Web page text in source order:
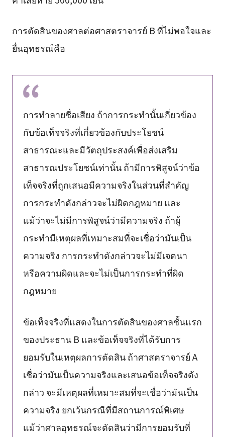
การตัดสินของศาลต่อศาสตราจารย์ B ที่ไม่พอใจและ
ยื่นอุทธรณ์คือ
การทำลายชื่อเสียง ถ้าการกระทำนั้นเกี่ยวข้อง
กับข้อเท็จจริงที่เกี่ยวข้องกับประโยชน์
สาธารณะและมีวัตถุประสงค์เพื่อส่งเสริม
สาธารณประโยชน์เท่านั้น ถ้ามีการพิสูจน์ว่าข้อ
เท็จจริงที่ถูกเสนอมีความจริงในส่วนที่สำคัญ
การกระทำดังกล่าวจะไม่ผิดกฎหมาย และ
แม้ว่าจะไม่มีการพิสูจน์ว่ามีความจริง ถ้าผู้
กระทำมีเหตุผลที่เหมาะสมที่จะเชื่อว่ามันเป็น
ความจริง การกระทำดังกล่าวจะไม่มีเจตนา
หรือความผิดและจะไม่เป็นการกระทำที่ผิด
กฎหมาย
ข้อเท็จจริงที่แสดงในการตัดสินของศาลชั้นแรก
ของประธาน B และข้อเท็จจริงที่ได้รับการ
ยอมรับในเหตุผลการตัดสิน ถ้าศาสตราจารย์ A
เชื่อว่ามันเป็นความจริงและเสนอข้อเท็จจริงดัง
กล่าว จะมีเหตุผลที่เหมาะสมที่จะเชื่อว่ามันเป็น
ความจริง ยกเว้นกรณีที่มีสถานการณ์พิเศษ
แม้ว่าศาลอุทธรณ์จะตัดสินว่ามีการยอมรับที่